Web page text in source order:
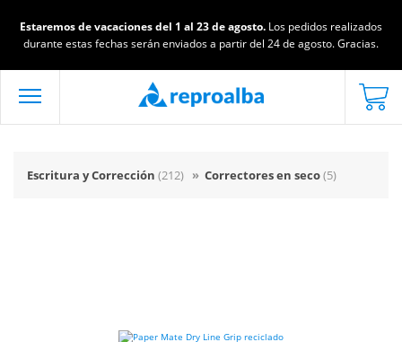
Estaremos de vacaciones del 1 al 23 de agosto. Los pedidos realizados
durante estas fechas serán enviados a partir del 24 de agosto. Gracias.
Escritura y Corrección (212) » Correctores en seco(5)